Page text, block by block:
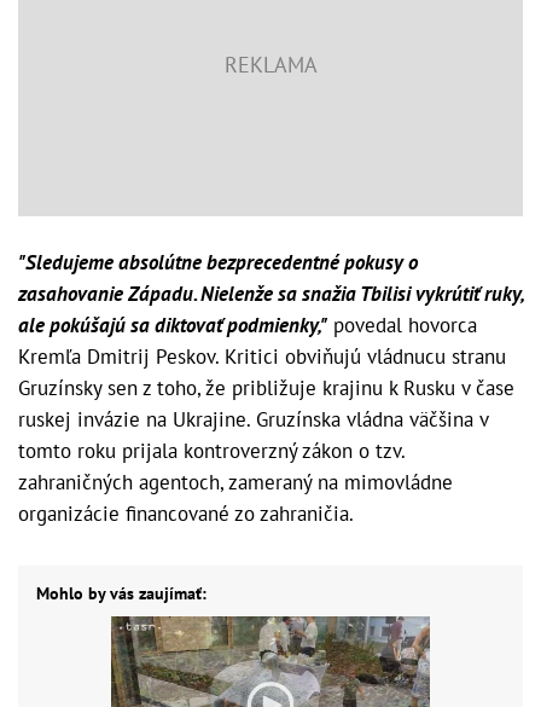
"Sledujeme absolútne bezprecedentné pokusy o
zasahovanie Západu. Nielenže sa snažia Tbilisi vykrútiť ruky,
ale pokúšajú sa diktovať podmienky," povedal hovorca
Kremľa Dmitrij Peskov. Kritici obviňujú vládnucu stranu
Gruzínsky sen z toho, že približuje krajinu k Rusku v čase
ruskej invázie na Ukrajine. Gruzínska vládna väčšina v
tomto roku prijala kontroverzný zákon o tzv.
zahraničných agentoch, zameraný na mimovládne
organizácie financované zo zahraničia.
Mohlo by vás zaujímať: